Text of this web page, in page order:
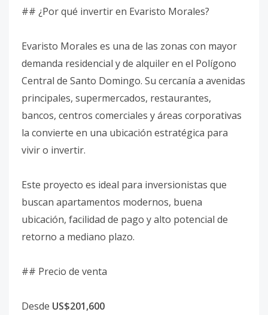
## ¿Por qué invertir en Evaristo Morales?
Evaristo Morales es una de las zonas con mayor
demanda residencial y de alquiler en el Polígono
Central de Santo Domingo. Su cercanía a avenidas
principales, supermercados, restaurantes,
bancos, centros comerciales y áreas corporativas
la convierte en una ubicación estratégica para
vivir o invertir.
Este proyecto es ideal para inversionistas que
buscan apartamentos modernos, buena
ubicación, facilidad de pago y alto potencial de
retorno a mediano plazo.
## Precio de venta
Desde US$201,600